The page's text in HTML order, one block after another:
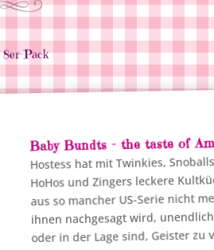
Pack
Baby Bundts – the taste of
Hostess hat mit Twinkies,
HoHos und Zingers leckere
aus so mancher US-Serie nicht
ihnen nachgesagt wird,
oder in der Lage sind, Geister zu